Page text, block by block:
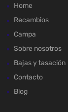
Home
Recambios
Campa
Sobre nosotros
Bajas y tasación
Contacto
Blog